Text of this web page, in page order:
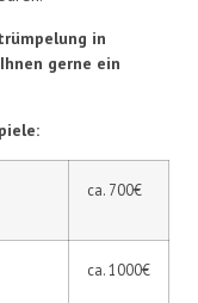
in
gerne ein
ca. 700€
ca. 1000€